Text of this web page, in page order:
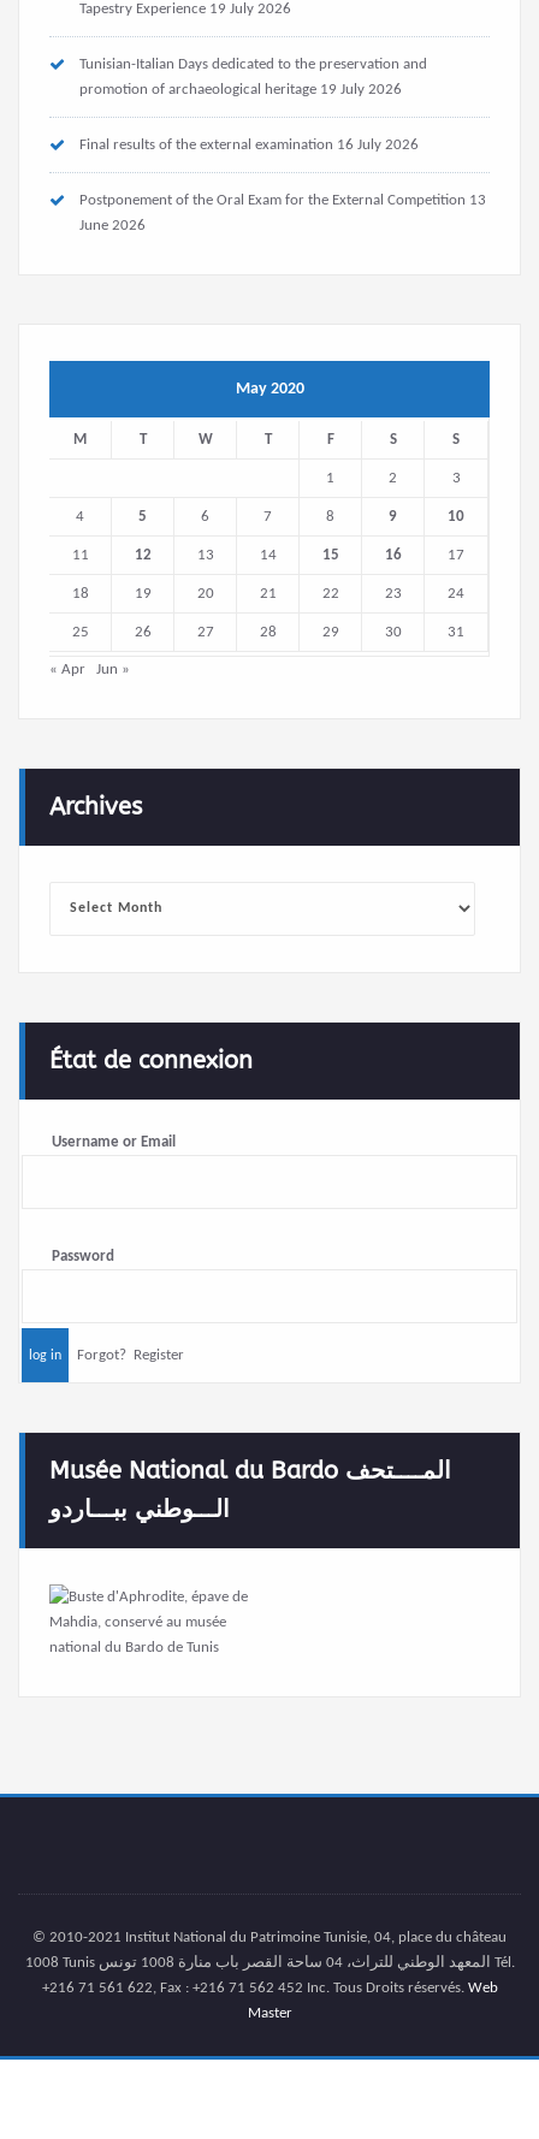
Tapestry Experience 19 July 2026
Tunisian-Italian Days dedicated to the preservation and
promotion of archaeological heritage 19 July 2026
Final results of the external examination 16 July 2026
Postponement of the Oral Exam for the External Competition 13
June 2026
May 2020
M T W T F S S
1 2 3
4 5 6 7 8 9 10
11 12 13 14 15 16 17
18 19 20 21 22 23 24
25 26 27 28 29 30 31
« Apr Jun »
Archives
État de connexion
Username or Email
Password
Forgot? Register
Musée National du Bardo المــــتحف
الـــوطني ببـــاردو
© 2010-2021 Institut National du Patrimoine Tunisie, 04, place du château
1008 Tunis المعهد الوطني للتراث، 04 ساحة القصر باب منارة 1008 تونس Tél.
+216 71 561 622, Fax : +216 71 562 452 Inc. Tous Droits réservés. Web
Master